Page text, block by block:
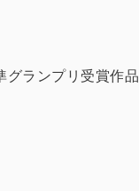
ランプリ受賞作品